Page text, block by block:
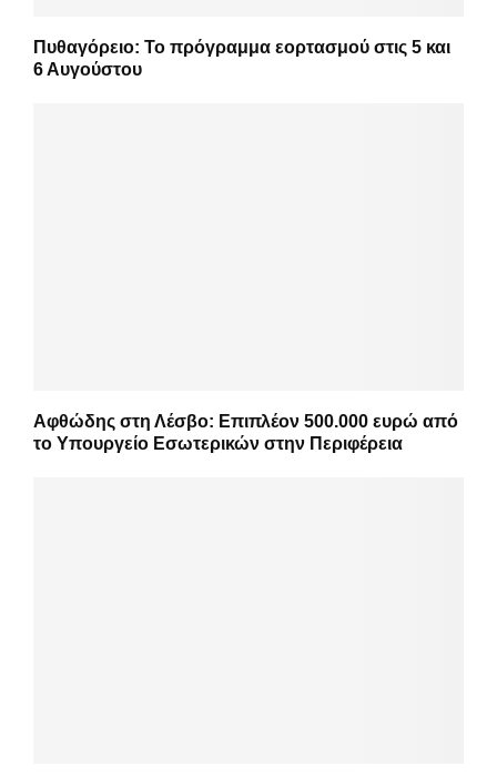
Πυθαγόρειο: Το πρόγραμμα εορτασμού στις 5 και
6 Αυγούστου
Αφθώδης στη Λέσβο: Επιπλέον 500.000 ευρώ από
το Υπουργείο Εσωτερικών στην Περιφέρεια